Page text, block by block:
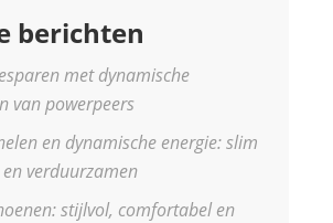
berichten
met dynamische
van powerpeers
en dynamische energie: slim
verduurzamen
stijlvol, comfortabel en